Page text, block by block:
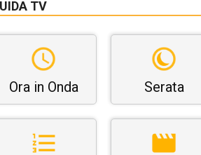
TV
Ora in Onda Serata